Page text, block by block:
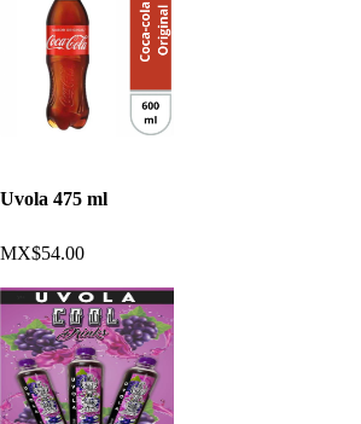
Uvola 475 ml
MX$54.00